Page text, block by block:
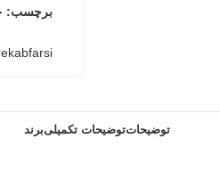
برچسب:
توضیحاتتوضیحات تکمیلیبرند